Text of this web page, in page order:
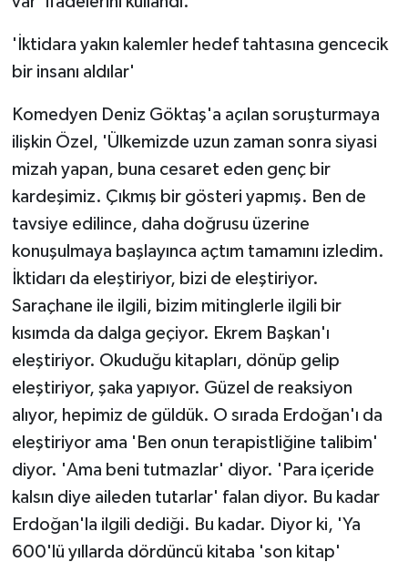
'İktidara yakın kalemler hedef tahtasına gencecik
bir insanı aldılar'
Komedyen Deniz Göktaş'a açılan soruşturmaya
ilişkin Özel, 'Ülkemizde uzun zaman sonra siyasi
mizah yapan, buna cesaret eden genç bir
kardeşimiz. Çıkmış bir gösteri yapmış. Ben de
tavsiye edilince, daha doğrusu üzerine
konuşulmaya başlayınca açtım tamamını izledim.
İktidarı da eleştiriyor, bizi de eleştiriyor.
Saraçhane ile ilgili, bizim mitinglerle ilgili bir
kısımda da dalga geçiyor. Ekrem Başkan'ı
eleştiriyor. Okuduğu kitapları, dönüp gelip
eleştiriyor, şaka yapıyor. Güzel de reaksiyon
alıyor, hepimiz de güldük. O sırada Erdoğan'ı da
eleştiriyor ama 'Ben onun terapistliğine talibim'
diyor. 'Ama beni tutmazlar' diyor. 'Para içeride
kalsın diye aileden tutarlar' falan diyor. Bu kadar
Erdoğan'la ilgili dediği. Bu kadar. Diyor ki, 'Ya
600'lü yıllarda dördüncü kitaba 'son kitap'